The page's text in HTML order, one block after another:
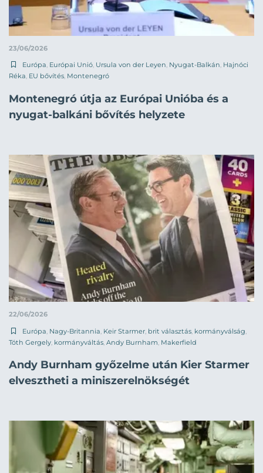
23/06/2026
Európa, Európai Unió, Ursula von der Leyen, Nyugat-Balkán, Hajnóci
Réka, EU bővítés, Montenegró
Montenegró útja az Európai Unióba és a
nyugat-balkáni bővítés helyzete
22/06/2026
Európa Nagy-Britannia Keir Starmer brit választás kormányválság
Tóth Gergely kormányváltás Andy Burnham Makerfield
Andy Burnham győzelme után Kier Starmer
elvesztheti a miniszerelnökségét